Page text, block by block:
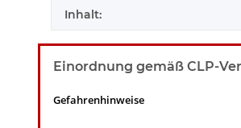
Inhalt:
Einordnung gemäß CLP-
Gefahrenhinweise